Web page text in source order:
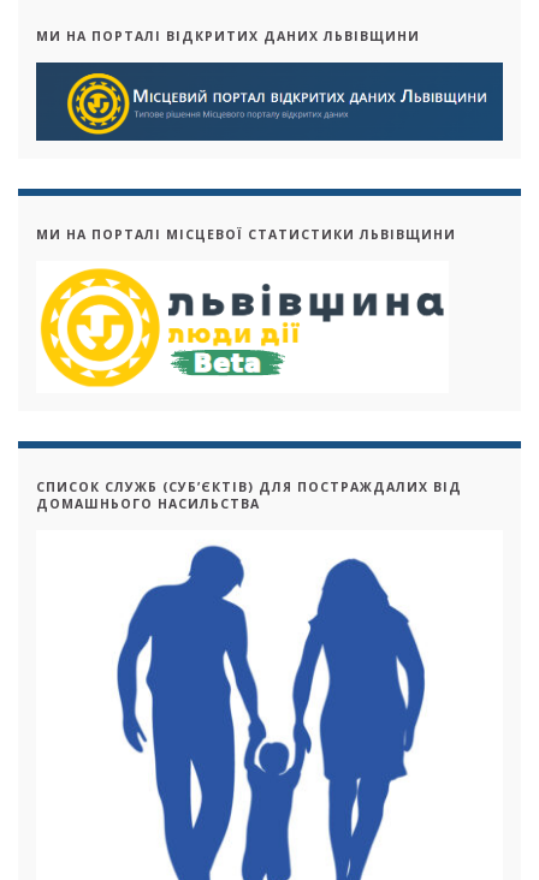
МИ НА ПОРТАЛІ ВІДКРИТИХ ДАНИХ ЛЬВІВЩИНИ
МИ НА ПОРТАЛІ МІСЦЕВОЇ СТАТИСТИКИ ЛЬВІВЩИНИ
СПИСОК СЛУЖБ (СУБ’ЄКТІВ) ДЛЯ ПОСТРАЖДАЛИХ ВІД
ДОМАШНЬОГО НАСИЛЬСТВА